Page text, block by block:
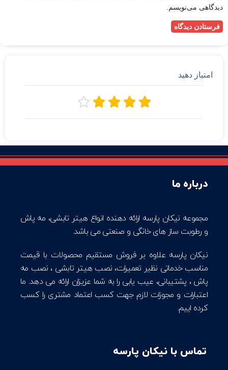
دیدگاهی می‌نویسم.
امتیاز دهید





درباره ما
مجموعه نیکان پارسه ارائه دهنده انواع هیتر تابشی، مه پاش
و رطوبت ساز های خانگی و صنعتی می باشد.
نیکان پارسه علاوه بر فروش مستقیم محصولات با قیمت
مناسب خدماتی نظیر تعمیرات، نصب هیتر تابشی ، نصب مه
پاش ، پشتیبانی، عیب یابی را به شما عزیزان ارائه می دهد. ما
اعتبارات و مجوزات لازم جهت کسب اعتماد مشتری را کسب
کرده اییم.
تماس با نیکان پارسه